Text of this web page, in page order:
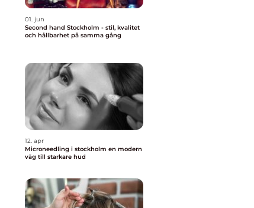
01. jun
Second hand Stockholm - stil, kvalitet
och hållbarhet på samma gång
12. apr
Microneedling i stockholm en modern
väg till starkare hud